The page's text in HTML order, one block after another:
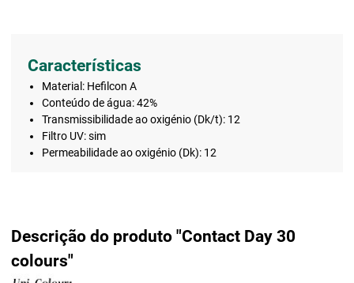
Características
Material: Hefilcon A
Conteúdo de água: 42%
Transmissibilidade ao oxigénio (Dk/t): 12
Filtro UV: sim
Permeabilidade ao oxigénio (Dk): 12
Descrição do produto "Contact Day 30
colours"